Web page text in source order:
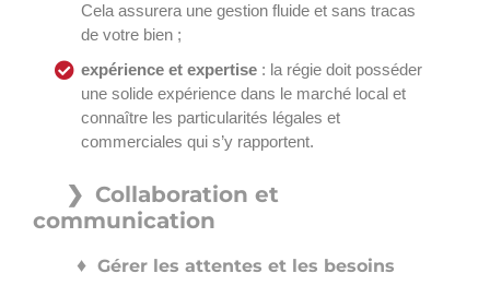
Cela assurera une gestion fluide et sans tracas
de votre bien ;
expérience et expertise : la régie doit posséder
une solide expérience dans le marché local et
connaître les particularités légales et
commerciales qui s’y rapportent.
Collaboration et
communication
Gérer les attentes et les besoins